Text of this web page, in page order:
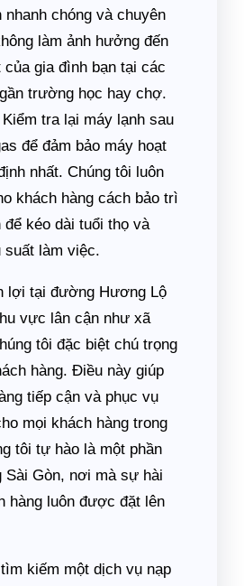
nhanh chóng và chuyên
làm ảnh hưởng đến
của gia đình bạn tại các
trường học hay chợ.
Kiểm tra lại máy lạnh sau
để đảm bảo máy hoạt
nhất. Chúng tôi luôn
khách hàng cách bảo trì
để kéo dài tuổi thọ và
suất làm việc.
lợi tại đường Hương Lộ
vực lân cận như xã
tôi đặc biệt chú trọng
hàng. Điều này giúp
tiếp cận và phục vụ
mọi khách hàng trong
tôi tự hào là một phần
Sài Gòn, nơi mà sự hài
hàng luôn được đặt lên
kiếm một dịch vụ nạp